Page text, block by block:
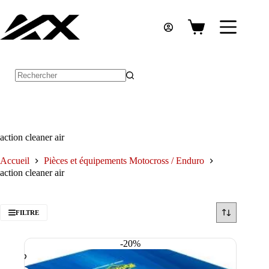
contenu
Panier
action cleaner air
Accueil
Pièces et équipements Motocross / Enduro
action cleaner air
FILTRE
-20%